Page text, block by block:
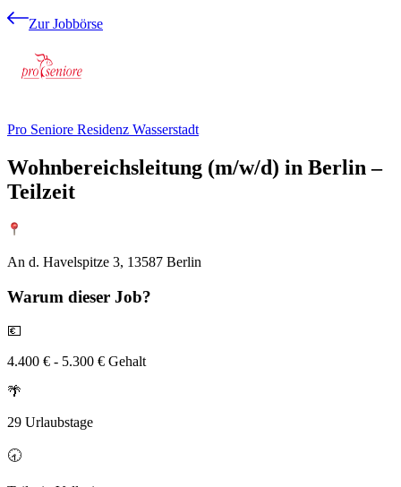
Zur Jobbörse
Pro Seniore Residenz Wasserstadt
Wohnbereichsleitung (m/w/d) in Berlin –
Teilzeit
An d. Havelspitze 3, 13587 Berlin
Warum dieser Job?
💶
4.400 € - 5.300 € Gehalt
🌴
29 Urlaubstage
🕣